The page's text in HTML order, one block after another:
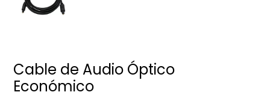
Cable de Audio Óptico
Económico